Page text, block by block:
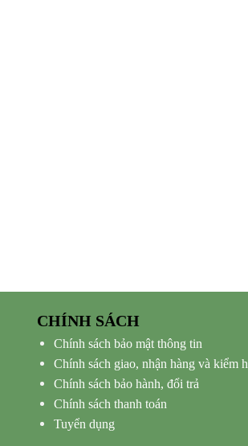
CHÍNH SÁCH
Chính sách bảo mật thông tin
Chính sách giao, nhận hàng và kiểm
Chính sách bảo hành, đổi trả
Chính sách thanh toán
Tuyển dụng